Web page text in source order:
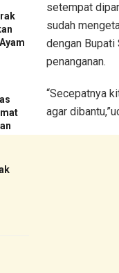
setempat
sudah
dengan
penanganan.
“Secepatnya
agar